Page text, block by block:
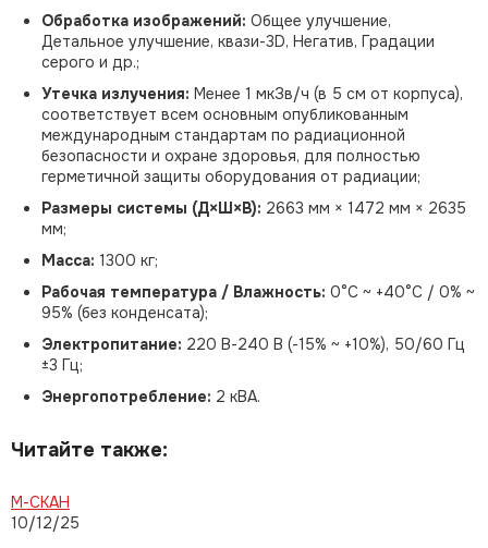
Обработка изображений: Общее улучшение,
Детальное улучшение, квази-3D, Негатив, Градации
серого и др.;
Утечка излучения: Менее 1 мкЗв/ч (в 5 см от корпуса),
соответствует всем основным опубликованным
международным стандартам по радиационной
безопасности и охране здоровья, для полностью
герметичной защиты оборудования от радиации;
Размеры системы (Д×Ш×В): 2663 мм × 1472 мм × 2635
мм;
Масса: 1300 кг;
Рабочая температура / Влажность: 0°C ~ +40°C / 0% ~
95% (без конденсата);
Электропитание: 220 В-240 В (-15% ~ +10%), 50/60 Гц
±3 Гц;
Энергопотребление: 2 кВА.
Читайте также:
М-СКАН
10/12/25